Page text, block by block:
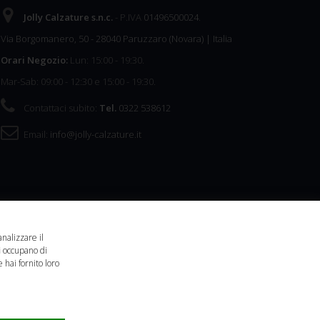
Jolly Calzature s.n.c. - P.IVA 01496500024.
Via Borgomanero, 50- 28040 Paruzzaro (Novara) | Italia
Orari Negozio: Lun: 15:00 - 19:30.
Mar-Sab: 09:00 - 12:30 e 15:00 - 19:30.
Contattaci subito: Tel. 0322 538612
Email: info@jolly-calzature.it
il
di
hai fornito loro